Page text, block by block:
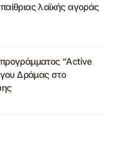
λαϊκής αγοράς
“Active
Δράμας στο